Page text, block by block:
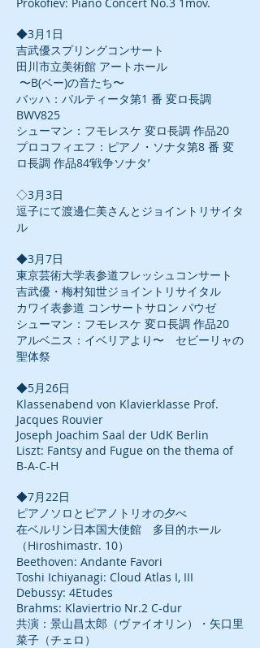
◆3月1日
吉武優スプリングコンサート
田川市立美術館 アートホール
〜B(ベー)の音たち〜
バッハ：パルティータ第1 番 変ロ長調
BWV825
シューマン：フモレスケ 変ロ長調 作品20
プロコフィエフ：ピアノ・ソナタ第8 番 変
ロ長調 作品84‘戦争ソナタ’
◇3月3日
逗子にて渡邊仁美さんとジョイントリサイタ
ル
◆3月7日
東京芸術大学表参道フレッシュコンサート
吉武優・梅村知世ジョイントリサイタル
カワイ表参道 コンサートサロン パウゼ
シューマン：フモレスケ 変ロ長調 作品20
アルベニス：イベリアより〜 セビーリャの
聖体祭
◆5月26日
Klassenabend von Klavierklasse Prof.
Jacques Rouvier
Joseph Joachim Saal der UdK Berlin
Liszt: Fantsy and Fugue on the thema of
B-A-C-H
◆7月22日
ピアノソロとピアノトリオの夕べ
在ベルリン日本国大使館 多目的ホール
（Hiroshimastr. 10）
Beethoven: Andante Favori
Toshi Ichiyanagi: Cloud Atlas I, III
Debussy: 4Etudes
Brahms: Klaviertrio Nr.2 C-dur
共演：景山昌太郎（ヴァイオリン）・矢口里
菜子（チェロ）